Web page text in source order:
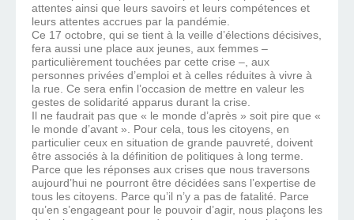
attentes ainsi que leurs savoirs et leurs compétences et
leurs attentes accrues par la pandémie.
Ce 17 octobre, qui se tient à la veille d’élections décisives,
fera aussi une place aux jeunes, aux femmes –
particulièrement touchées par cette crise –, aux
personnes privées d’emploi et à celles réduites à vivre à
la rue. Ce sera enfin l’occasion de mettre en valeur les
gestes de solidarité apparus durant la crise.
Il ne faudrait pas que « le monde d’après » soit pire que «
le monde d’avant ». Pour cela, tous les citoyens, en
particulier ceux en situation de grande pauvreté, doivent
être associés à la définition de politiques à long terme.
Parce que les réponses aux crises que nous traversons
aujourd’hui ne pourront être décidées sans l’expertise de
tous les citoyens. Parce qu’il n’y a pas de fatalité. Parce
qu’en s’engageant pour le pouvoir d’agir, nous plaçons les